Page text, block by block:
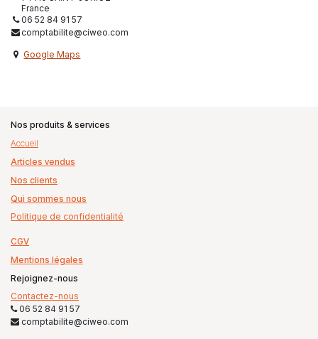
France
06 52 84 91 57
comptabilite@ciweo.com
Google Maps
Nos produits & services
Accueil
Articles vendus
Nos clients
Qui sommes nous
Politique de confidentialité
CGV
Mentions légales
Rejoignez-nous
Contactez-nous
06 52 84 91 57
comptabilite@ciweo.com